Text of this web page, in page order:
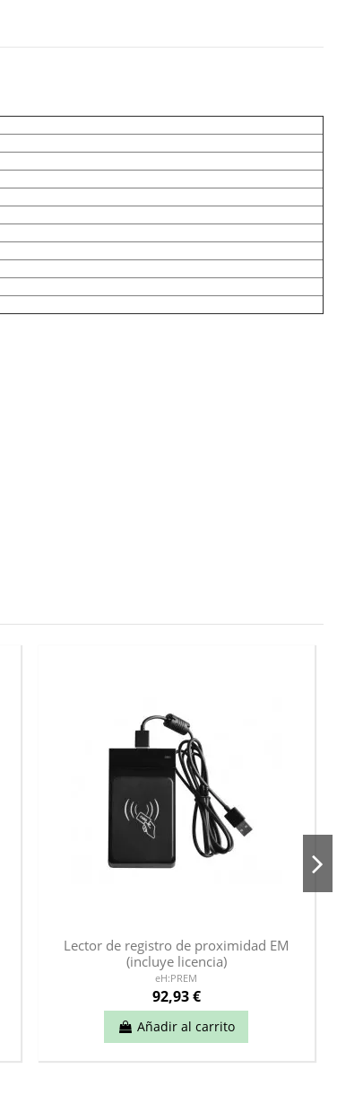
Lector de registro de proximidad EM
(incluye licencia)
eH:PREM
92,93 €
Añadir al carrito